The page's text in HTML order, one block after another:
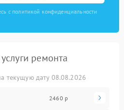
с политикой конфиденциальности
ремонта
текущую дату 08.08.2026
2460 р